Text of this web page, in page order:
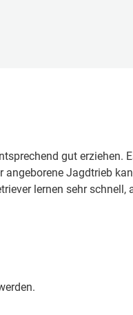
liebenswerten,
Körperbau mit
Fällen etwas üppiger
wobei auch sie
gut erziehen.
angeborene Jagdtrieb
lernen sehr